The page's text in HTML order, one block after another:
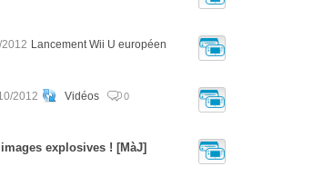
2012 Lancement Wii U européen
2012 Vidéos 0
explosives ! [MàJ]